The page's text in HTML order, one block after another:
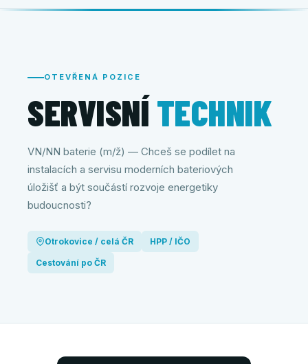
OTEVŘENÁ POZICE
SERVISNÍ TECHNIK
VN/NN baterie (m/ž) — Chceš se podílet na
instalacích a servisu moderních bateriových
úložišť a být součástí rozvoje energetiky
budoucnosti?
Otrokovice / celá ČR HPP / IČO
Cestování po ČR